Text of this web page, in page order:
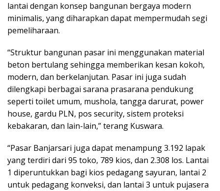
lantai dengan konsep bangunan bergaya modern
minimalis, yang diharapkan dapat mempermudah segi
pemeliharaan.
“Struktur bangunan pasar ini menggunakan material
beton bertulang sehingga memberikan kesan kokoh,
modern, dan berkelanjutan. Pasar ini juga sudah
dilengkapi berbagai sarana prasarana pendukung
seperti toilet umum, mushola, tangga darurat, power
house, gardu PLN, pos security, sistem proteksi
kebakaran, dan lain-lain,” terang Kuswara.
“Pasar Banjarsari juga dapat menampung 3.192 lapak
yang terdiri dari 95 toko, 789 kios, dan 2.308 los. Lantai
1 diperuntukkan bagi kios pedagang sayuran, lantai 2
untuk pedagang konveksi, dan lantai 3 untuk pujasera